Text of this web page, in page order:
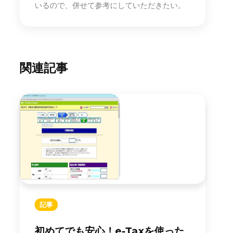
いるので、併せて参考にしていただきたい。
関連記事
記事